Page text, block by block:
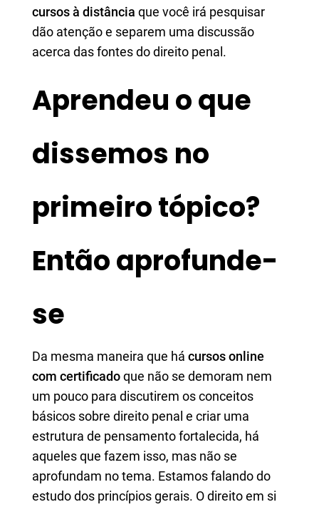
cursos à distância que você irá pesquisar
dão atenção e separem uma discussão
acerca das fontes do direito penal.
Aprendeu o que
dissemos no
primeiro tópico?
Então aprofunde-
se
Da mesma maneira que há cursos online
com certificadoque não se demoram nem
um pouco para discutirem os conceitos
básicos sobre direito penal e criar uma
estrutura de pensamento fortalecida, há
aqueles que fazem isso, mas não se
aprofundam no tema. Estamos falando do
estudo dos princípios gerais. O direito em si